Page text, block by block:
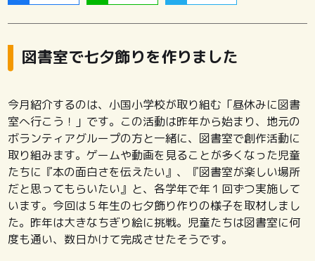
図書室で七夕飾りを作りました
今月紹介するのは、小国小学校が取り組む「昼休みに図書
室へ行こう！」です。この活動は昨年から始まり、地元の
ボランティアグループの方と一緒に、図書室で創作活動に
取り組みます。ゲームや動画を見ることが多くなった児童
たちに『本の面白さを伝えたい』、『図書室が楽しい場所
だと思ってもらいたい』と、各学年で年１回ずつ実施して
います。今回は５年生の七夕飾り作りの様子を取材しまし
た。昨年は大きなちぎり絵に挑戦。児童たちは図書室に何
度も通い、数日かけて完成させたそうです。